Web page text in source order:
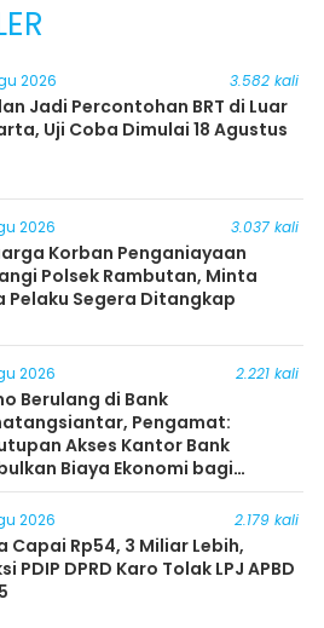
2026 3.582 kali
Jadi Percontohan BRT di Luar
Uji Coba Dimulai 18 Agustus
2026 3.037 kali
Korban Penganiayaan
Polsek Rambutan, Minta
Pelaku Segera Ditangkap
2026 2.221 kali
Berulang di Bank
Pengamat:
Akses Kantor Bank
Biaya Ekonomi bagi
2026 2.179 kali
Capai Rp54, 3 Miliar Lebih,
PDIP DPRD Karo Tolak LPJ APBD